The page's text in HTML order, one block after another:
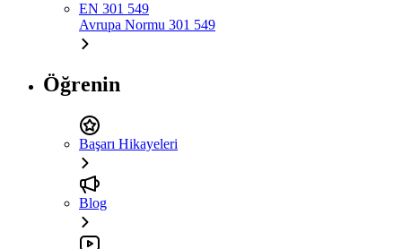
EN 301 549
Avrupa Normu 301 549
Öğrenin
Başarı Hikayeleri
Blog